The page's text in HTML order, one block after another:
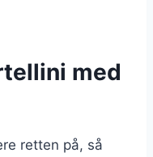
med
retten på, så